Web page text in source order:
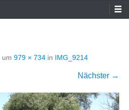
um 979 × 734 in IMG_9214
Nächster →